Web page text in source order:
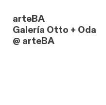
arteBA
Galería Otto + Oda
@ arteBA